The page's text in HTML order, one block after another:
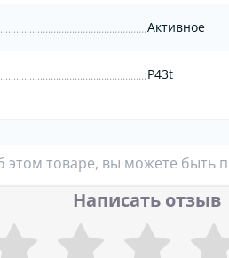
Активное
P43t
этом товаре, вы можете быть
Написать отзыв